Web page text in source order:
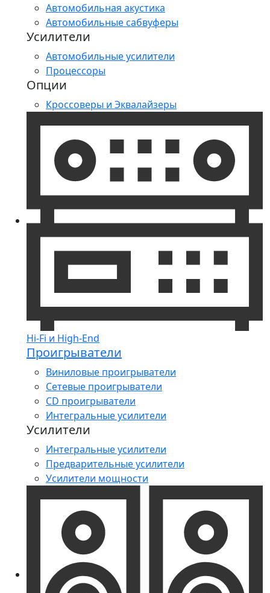
Автомобильная акустика
Автомобильные сабвуферы
Усилители
Автомобильные усилители
Процессоры
Опции
Кроссоверы и Эквалайзеры
Hi-Fi и High-End
Проигрыватели
Виниловые проигрыватели
Сетевые проигрыватели
CD проигрыватели
Интегральные усилители
Усилители
Интегральные усилители
Предварительные усилители
Усилители мощности